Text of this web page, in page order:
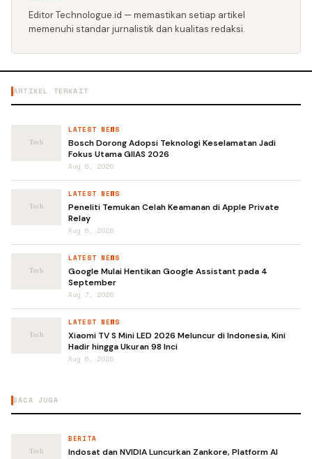
Editor Technologue.id — memastikan setiap artikel
memenuhi standar jurnalistik dan kualitas redaksi.
ARTIKEL TERKAIT
LATEST NEWS
Bosch Dorong Adopsi Teknologi Keselamatan Jadi
Fokus Utama GIIAS 2026
Aug 6, 2026
LATEST NEWS
Peneliti Temukan Celah Keamanan di Apple Private
Relay
Aug 6, 2026
LATEST NEWS
Google Mulai Hentikan Google Assistant pada 4
September
Aug 7, 2026
LATEST NEWS
Xiaomi TV S Mini LED 2026 Meluncur di Indonesia, Kini
Hadir hingga Ukuran 98 Inci
Aug 6, 2026
BACA JUGA
BERITA
Indosat dan NVIDIA Luncurkan Zankore, Platform AI